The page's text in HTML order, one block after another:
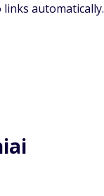
automatically.